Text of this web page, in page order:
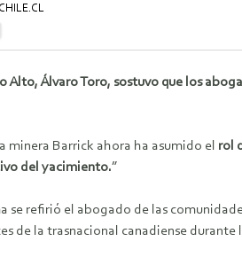
Alto, Álvaro Toro, sostuvo que los
minera Barrick ahora ha asumido el rol
del yacimiento.”
se refirió el abogado de las
de la trasnacional canadiense